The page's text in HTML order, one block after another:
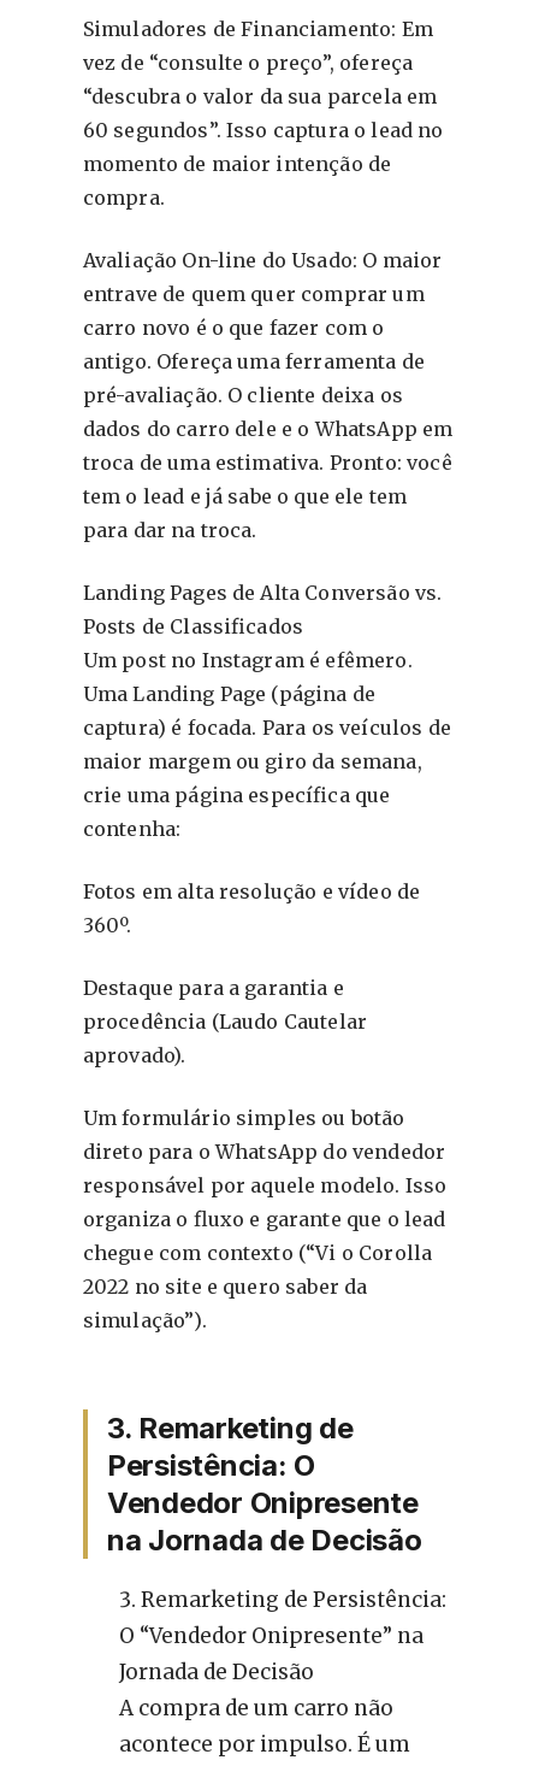
Simuladores de Financiamento: Em
vez de “consulte o preço”, ofereça
“descubra o valor da sua parcela em
60 segundos”. Isso captura o lead no
momento de maior intenção de
compra.
Avaliação On-line do Usado: O maior
entrave de quem quer comprar um
carro novo é o que fazer com o
antigo. Ofereça uma ferramenta de
pré-avaliação. O cliente deixa os
dados do carro dele e o WhatsApp em
troca de uma estimativa. Pronto: você
tem o lead e já sabe o que ele tem
para dar na troca.
Landing Pages de Alta Conversão vs.
Posts de Classificados
Um post no Instagram é efêmero.
Uma Landing Page (página de
captura) é focada. Para os veículos de
maior margem ou giro da semana,
crie uma página específica que
contenha:
Fotos em alta resolução e vídeo de
360º.
Destaque para a garantia e
procedência (Laudo Cautelar
aprovado).
Um formulário simples ou botão
direto para o WhatsApp do vendedor
responsável por aquele modelo. Isso
organiza o fluxo e garante que o lead
chegue com contexto (“Vi o Corolla
2022 no site e quero saber da
simulação”).
3. Remarketing de
Persistência: O
Vendedor Onipresente
na Jornada de Decisão
Remarketing de Persistência:
O “Vendedor Onipresente” na
Jornada de Decisão
A compra de um carro não
acontece por impulso. É um